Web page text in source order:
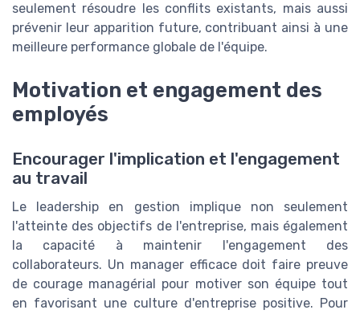
seulement résoudre les conflits existants, mais aussi
prévenir leur apparition future, contribuant ainsi à une
meilleure performance globale de l'équipe.
Motivation et engagement des
employés
Encourager l'implication et l'engagement
au travail
Le leadership en gestion implique non seulement
l'atteinte des objectifs de l'entreprise, mais également
la capacité à maintenir l'engagement des
collaborateurs. Un manager efficace doit faire preuve
de courage managérial pour motiver son équipe tout
en favorisant une culture d'entreprise positive. Pour